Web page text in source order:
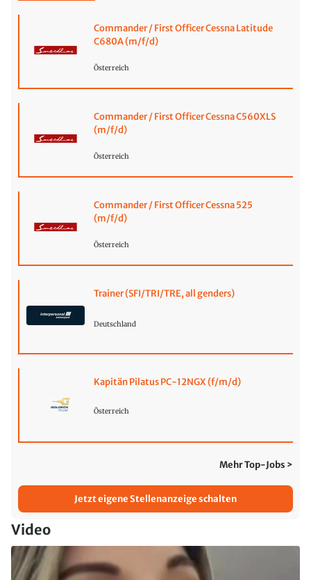
Commander / First Officer Cessna Latitude
C680A (m/f/d)
Österreich
Commander / First Officer Cessna C560XLS
(m/f/d)
Österreich
Commander / First Officer Cessna 525
(m/f/d)
Österreich
Trainer (SFI/TRI/TRE, all genders)
Deutschland
Kapitän Pilatus PC-12NGX (f/m/d)
Österreich
Mehr Top-Jobs >
Jetzt eigene Stellenanzeige schalten
Video